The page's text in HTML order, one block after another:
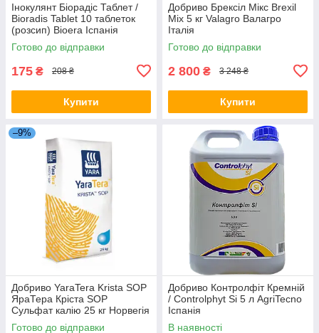
Інокулянт Біорадіс Таблет /
Bioradis Tablet 10 таблеток
(розсип) Bioera Іспанія
Готово до відправки
175 ₴ 208 ₴
Купити
Добриво Брексіл Мікс Brexil
Mix 5 кг Valagro Валагро
Італія
Готово до відправки
2 800 ₴ 3 248 ₴
Купити
–9%
Добриво YaraTera Krista SOP
ЯраТера Кріста SOP
Сульфат калію 25 кг Норвегія
Готово до відправки
Добриво Контролфіт Кремній
/ Controlphyt Si 5 л AgriTecno
Іспанія
В наявності